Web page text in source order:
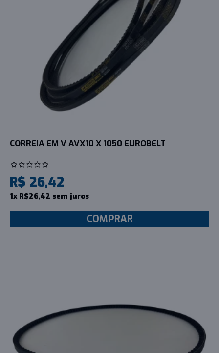
CORREIA EM V AVX10 X 1050 EUROBELT
R$ 26,42
1x R$26,42 sem juros
COMPRAR